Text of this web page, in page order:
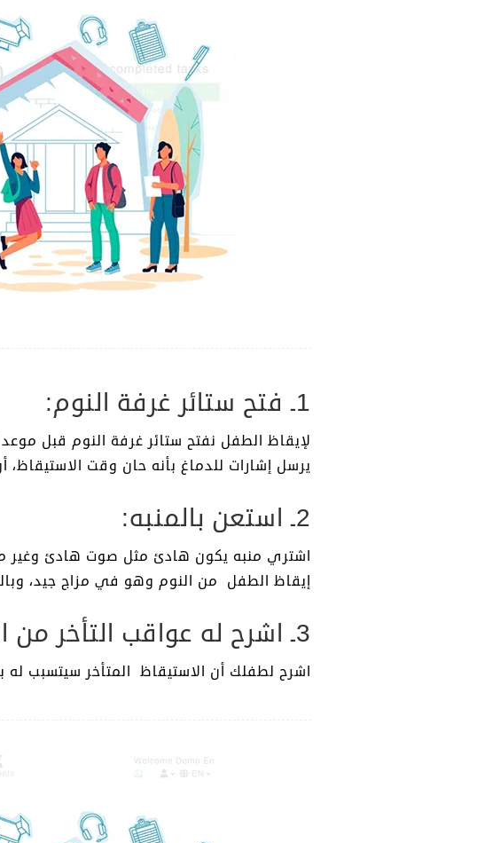
1ـ فتح ستائر غرفة النوم:
لإيقاظ الطفل نفتح ستائر غرفة النوم قبل
يرسل إشارات للدماغ بأنه حان وقت
2ـ استعن بالمنبه:
اشتري منبه يكون هادئ مثل صوت هادئ وغير
إيقاظ الطفل من النوم وهو في مزاج جيد،
3ـ اشرح له عواقب التأخر من المدرسة:
اشرح لطفلك أن الاستيقاظ المتأخر سيتسبب